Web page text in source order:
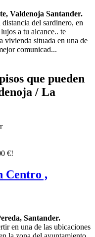
Valdenoja Santander.
del sardinero, en
a tu alcance.. te
vivienda situada en una de
comunicad...
que pueden
/ La
€!
Centro ,
Santander.
en una de las ubicaciones